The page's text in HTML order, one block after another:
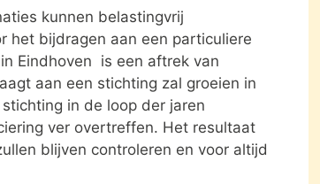
kunnen belastingvrij
het bijdragen aan een particuliere
Eindhoven is een aftrek van
aan een stichting zal groeien in
in de loop der jaren
ver overtreffen. Het resultaat
blijven controleren en voor altijd